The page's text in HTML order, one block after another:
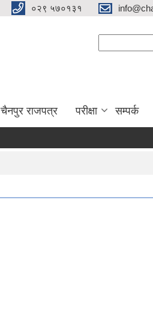
०२९ ५७०१३१
चैनपुर राजपत्र परीक्षा सम्पर्क